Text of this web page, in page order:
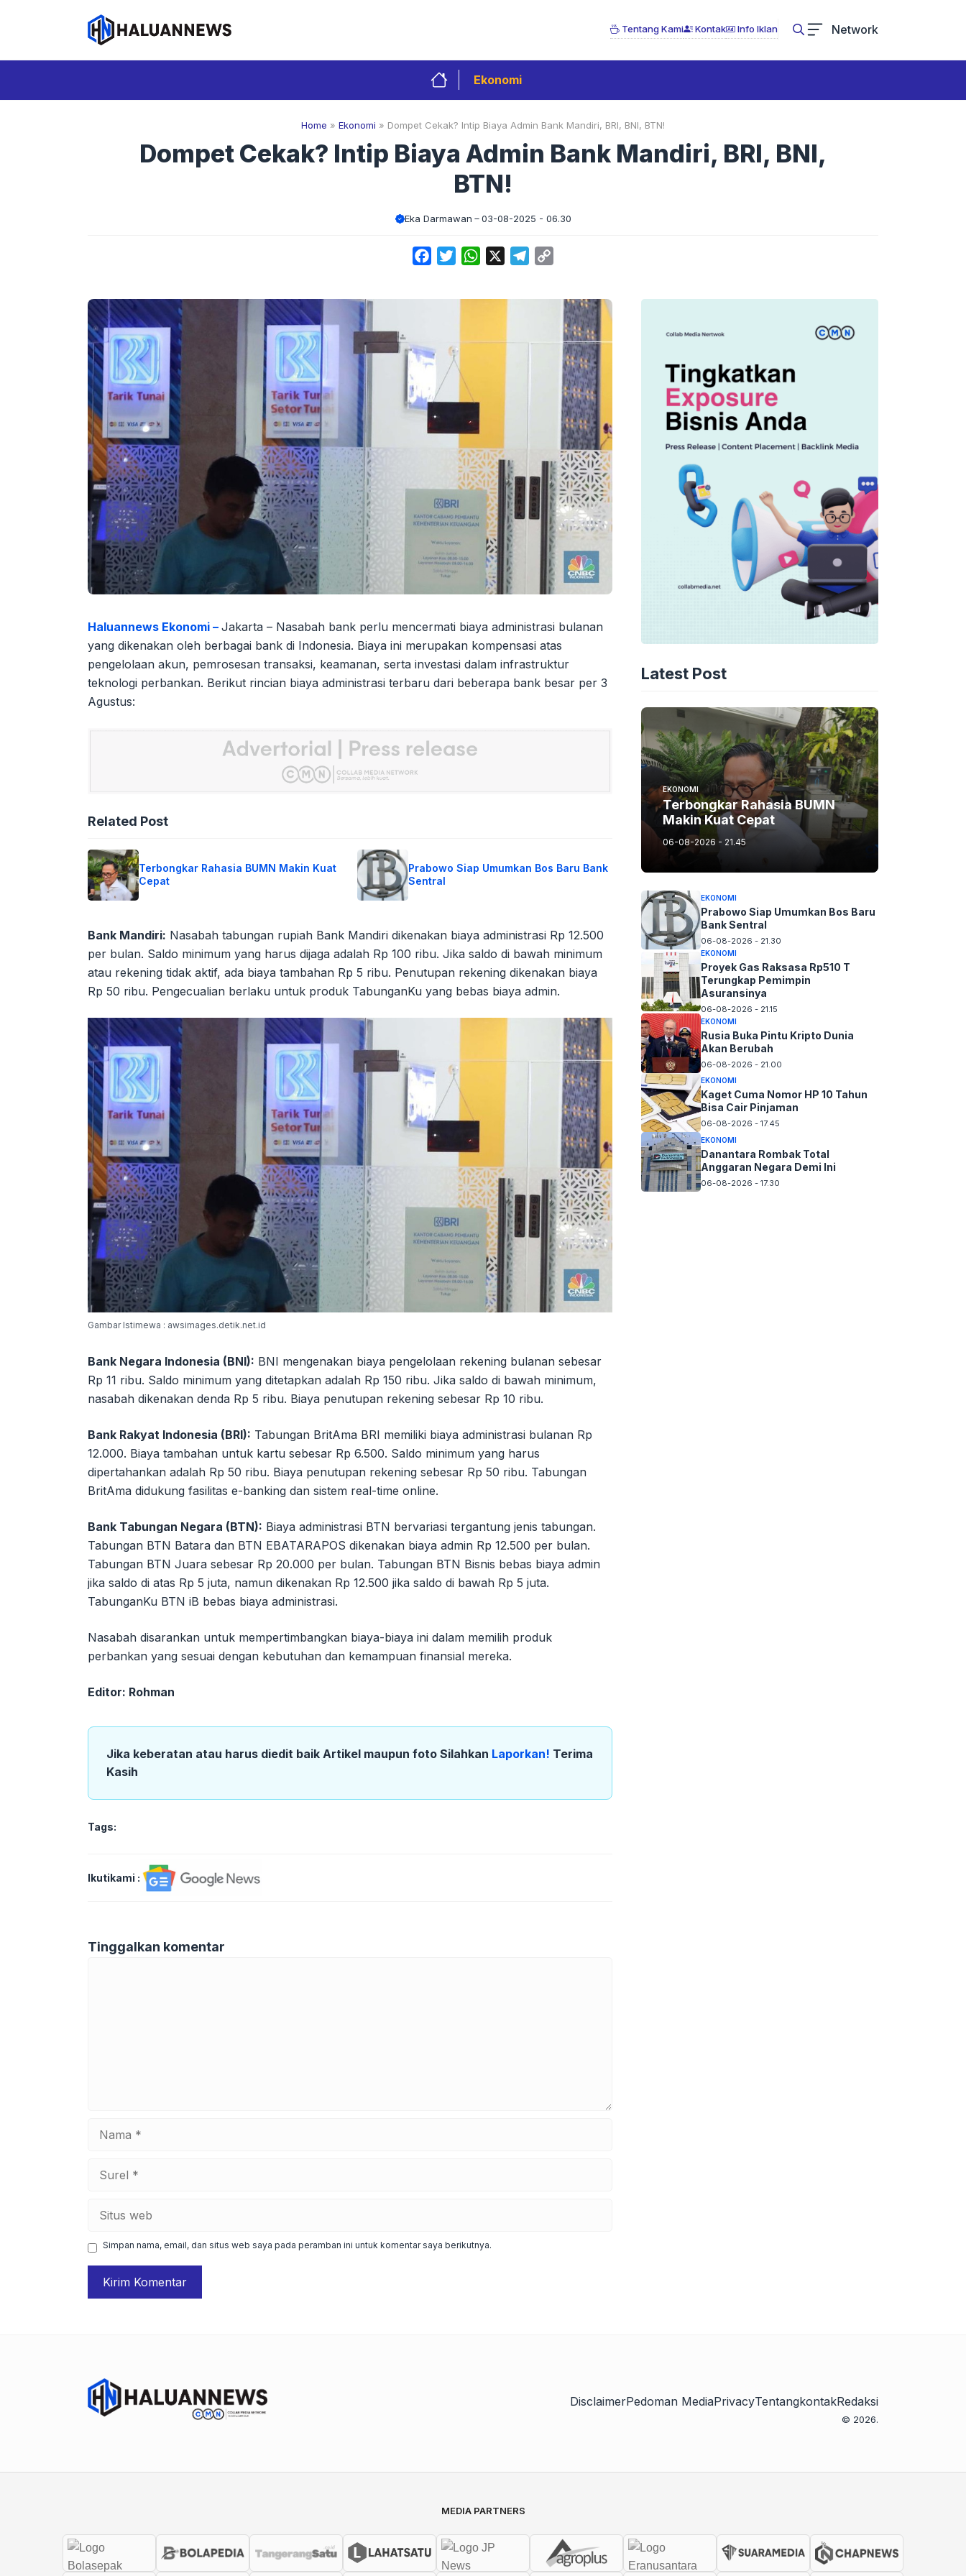
Tentang Kami Kontak Info Iklan Network
Ekonomi
Home » Ekonomi » Dompet Cekak? Intip Biaya Admin Bank Mandiri, BRI, BNI, BTN!
Dompet Cekak? Intip Biaya Admin Bank Mandiri, BRI, BNI,
BTN!
Eka Darmawan 03-08-2025 - 06.30
FacebookTwitterWhatsApp Telegram
Haluannews Ekonomi – Jakarta – Nasabah bank perlu mencermati biaya administrasi bulanan
yang dikenakan oleh berbagai bank di Indonesia. Biaya ini merupakan kompensasi atas
pengelolaan akun, pemrosesan transaksi, keamanan, serta investasi dalam infrastruktur
teknologi perbankan. Berikut rincian biaya administrasi terbaru dari beberapa bank besar per 3
Agustus:
Related Post
Terbongkar Rahasia BUMN Makin Kuat
Cepat
Prabowo Siap Umumkan Bos Baru Bank
Sentral
Bank Mandiri: Nasabah tabungan rupiah Bank Mandiri dikenakan biaya administrasi Rp 12.500
per bulan. Saldo minimum yang harus dijaga adalah Rp 100 ribu. Jika saldo di bawah minimum
atau rekening tidak aktif, ada biaya tambahan Rp 5 ribu. Penutupan rekening dikenakan biaya
Rp 50 ribu. Pengecualian berlaku untuk produk TabunganKu yang bebas biaya admin.
Gambar Istimewa : awsimages.detik.net.id
Bank Negara Indonesia (BNI): BNI mengenakan biaya pengelolaan rekening bulanan sebesar
Rp 11 ribu. Saldo minimum yang ditetapkan adalah Rp 150 ribu. Jika saldo di bawah minimum,
nasabah dikenakan denda Rp 5 ribu. Biaya penutupan rekening sebesar Rp 10 ribu.
Bank Rakyat Indonesia (BRI): Tabungan BritAma BRI memiliki biaya administrasi bulanan Rp
12.000. Biaya tambahan untuk kartu sebesar Rp 6.500. Saldo minimum yang harus
dipertahankan adalah Rp 50 ribu. Biaya penutupan rekening sebesar Rp 50 ribu. Tabungan
BritAma didukung fasilitas e-banking dan sistem real-time online.
Bank Tabungan Negara (BTN): Biaya administrasi BTN bervariasi tergantung jenis tabungan.
Tabungan BTN Batara dan BTN EBATARAPOS dikenakan biaya admin Rp 12.500 per bulan.
Tabungan BTN Juara sebesar Rp 20.000 per bulan. Tabungan BTN Bisnis bebas biaya admin
jika saldo di atas Rp 5 juta, namun dikenakan Rp 12.500 jika saldo di bawah Rp 5 juta.
TabunganKu BTN iB bebas biaya administrasi.
Nasabah disarankan untuk mempertimbangkan biaya-biaya ini dalam memilih produk
perbankan yang sesuai dengan kebutuhan dan kemampuan finansial mereka.
Editor: Rohman
Jika keberatan atau harus diedit baik Artikel maupun foto Silahkan Laporkan! Terima
Kasih
Tags:
Ikutikami :
Tinggalkan komentar
Simpan nama, email, dan situs web saya pada peramban ini untuk komentar saya berikutnya.
Latest Post
EKONOMI
Terbongkar Rahasia BUMN
Makin Kuat Cepat
06-08-2026 - 21.45
EKONOMI
Prabowo Siap Umumkan Bos Baru
Bank Sentral
06-08-2026 - 21.30
EKONOMI
Proyek Gas Raksasa Rp510 T
Terungkap Pemimpin
Asuransinya
06-08-2026 - 21.15
EKONOMI
Rusia Buka Pintu Kripto Dunia
Akan Berubah
06-08-2026 - 21.00
EKONOMI
Kaget Cuma Nomor HP 10 Tahun
Bisa Cair Pinjaman
06-08-2026 - 17.45
EKONOMI
Danantara Rombak Total
Anggaran Negara Demi Ini
06-08-2026 - 17.30
DisclaimerPedoman MediaPrivacyTentangkontakRedaksi
© 2026.
MEDIA PARTNERS